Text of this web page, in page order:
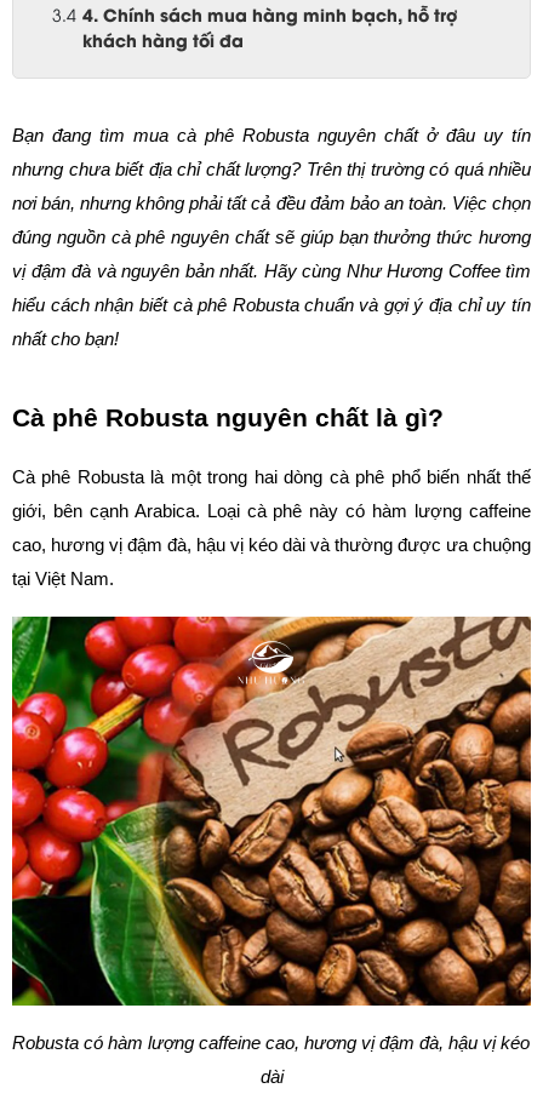
4. Chính sách mua hàng minh bạch, hỗ trợ
khách hàng tối đa
Bạn đang tìm mua cà phê Robusta nguyên chất ở đâu uy tín
nhưng chưa biết địa chỉ chất lượng? Trên thị trường có quá nhiều
nơi bán, nhưng không phải tất cả đều đảm bảo an toàn. Việc chọn
đúng nguồn cà phê nguyên chất sẽ giúp bạn thưởng thức hương
vị đậm đà và nguyên bản nhất. Hãy cùng Như Hương Coffee tìm
hiểu cách nhận biết cà phê Robusta chuẩn và gợi ý địa chỉ uy tín
nhất cho bạn!
Cà phê Robusta nguyên chất là gì?
Cà phê Robusta là một trong hai dòng cà phê phổ biến nhất thế
giới, bên cạnh Arabica. Loại cà phê này có hàm lượng caffeine
cao, hương vị đậm đà, hậu vị kéo dài và thường được ưa chuộng
tại Việt Nam.
Robusta có hàm lượng caffeine cao, hương vị đậm đà, hậu vị kéo
dài